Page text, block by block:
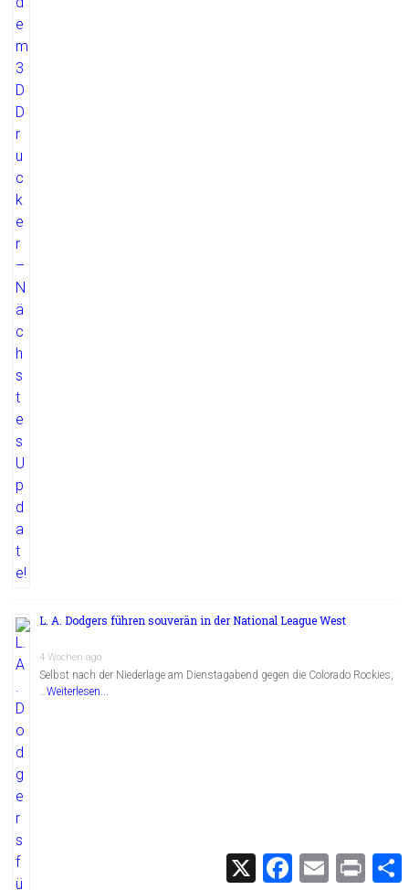
L. A. Dodgers führen souverän in der National League West
4 Wochen ago
Selbst nach der Niederlage am Dienstagabend gegen die Colorado Rockies,
…Weiterlesen...
X
F
E
m
P